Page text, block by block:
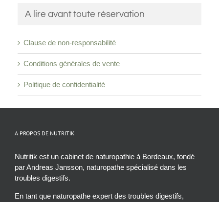
A lire avant toute réservation
Clause de non-responsabilité
Conditions générales de vente
Politique de confidentialité
A PROPOS DE NUTRITIK
Nutritik est un cabinet de naturopathie à Bordeaux, fondé
par Andreas Jansson, naturopathe spécialisé dans les
troubles digestifs.
En tant que naturopathe expert des troubles digestifs,